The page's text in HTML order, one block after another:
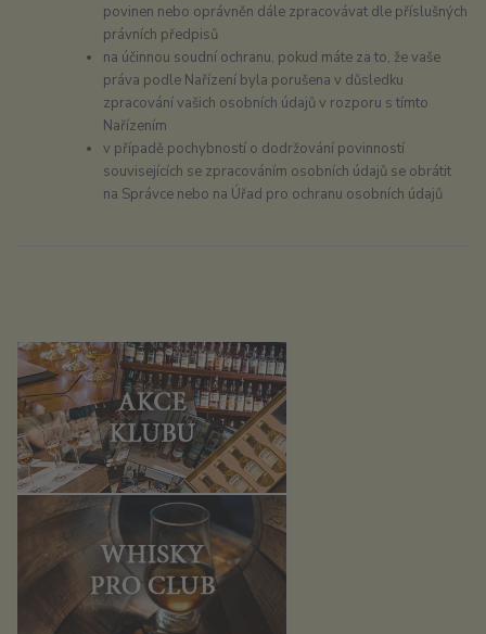
povinen nebo oprávněn dále zpracovávat dle příslušných
právních předpisů
na účinnou soudní ochranu, pokud máte za to, že vaše
práva podle Nařízení byla porušena v důsledku
zpracování vašich osobních údajů v rozporu s tímto
Nařízením
v případě pochybností o dodržování povinností
souvisejících se zpracováním osobních údajů se obrátit
na Správce nebo na Úřad pro ochranu osobních údajů